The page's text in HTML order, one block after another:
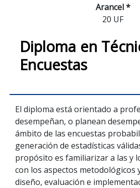
Arancel *
20 UF
Diploma en
Encuestas
El diploma está orientado a
desempeñan, o planean
ámbito de las encuestas
generación de estadísticas
propósito es familiarizar a las y
con los aspectos metodológicos
diseño, evaluación e